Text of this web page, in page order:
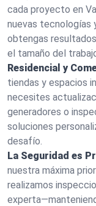
cada proyecto en
nuevas tecnologías
obtengas
el tamaño del
Residencial y
tiendas y espacios
necesites
generadores o
soluciones
desafío.
La Seguridad es
nuestra máxima
realizamos